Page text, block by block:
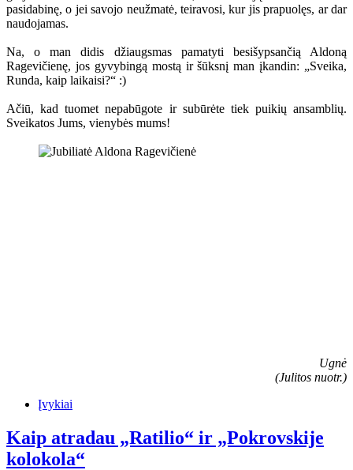
pasidabinę, o jei savojo neužmatė, teiravosi, kur jis prapuolęs, ar dar
naudojamas.
Na, o man didis džiaugsmas pamatyti besišypsančią Aldoną
Ragevičienę, jos gyvybingą mostą ir šūksnį man įkandin: „Sveika,
Runda, kaip laikaisi?“ :)
Ačiū, kad tuomet nepabūgote ir subūrėte tiek puikių ansamblių.
Sveikatos Jums, vienybės mums!
Ugnė
(Julitos nuotr.)
Įvykiai
Kaip atradau „Ratilio“ ir „Pokrovskije
kolokola“